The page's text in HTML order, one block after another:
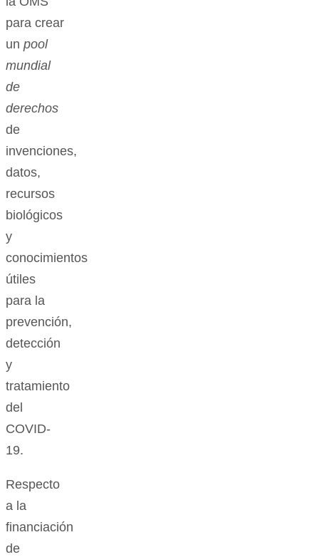
para crear
un pool
mundial
de
derechos
de
invenciones,
datos,
recursos
biológicos
y
conocimientos
útiles
para la
prevención,
detección
y
tratamiento
del
COVID-
19.
Respecto
a la
financiación
de